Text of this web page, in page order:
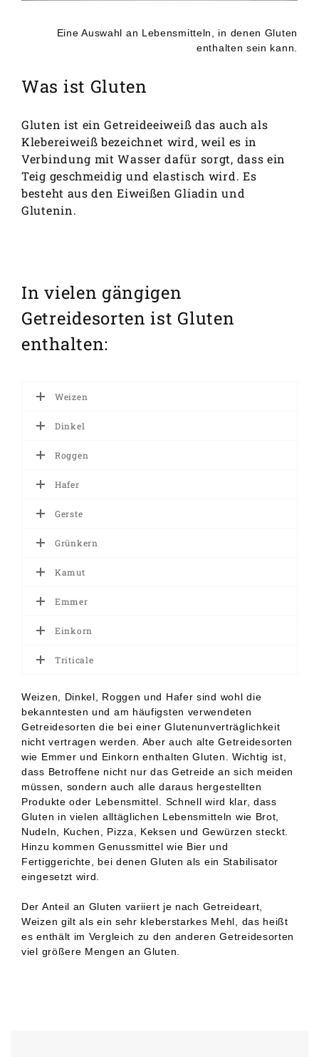
Eine Auswahl an Lebensmitteln, in denen Gluten
enthalten sein kann.
Was ist Gluten
Gluten ist ein Getreideeiweiß das auch als
Klebereiweiß bezeichnet wird, weil es in
Verbindung mit Wasser dafür sorgt, dass ein
Teig geschmeidig und elastisch wird. Es
besteht aus den Eiweißen Gliadin und
Glutenin.
In vielen gängigen
Getreidesorten ist Gluten
enthalten:
Weizen
Dinkel
Roggen
Hafer
Gerste
Grünkern
Kamut
Emmer
Einkorn
Triticale
Weizen, Dinkel, Roggen und Hafer sind wohl die
bekanntesten und am häufigsten verwendeten
Getreidesorten die bei einer Glutenunverträglichkeit
nicht vertragen werden. Aber auch alte Getreidesorten
wie Emmer und Einkorn enthalten Gluten. Wichtig ist,
dass Betroffene nicht nur das Getreide an sich meiden
müssen, sondern auch alle daraus hergestellten
Produkte oder Lebensmittel. Schnell wird klar, dass
Gluten in vielen alltäglichen Lebensmitteln wie Brot,
Nudeln, Kuchen, Pizza, Keksen und Gewürzen steckt.
Hinzu kommen Genussmittel wie Bier und
Fertiggerichte, bei denen Gluten als ein Stabilisator
eingesetzt wird.
Der Anteil an Gluten variiert je nach Getreideart,
Weizen gilt als ein sehr kleberstarkes Mehl, das heißt
es enthält im Vergleich zu den anderen Getreidesorten
viel größere Mengen an Gluten.